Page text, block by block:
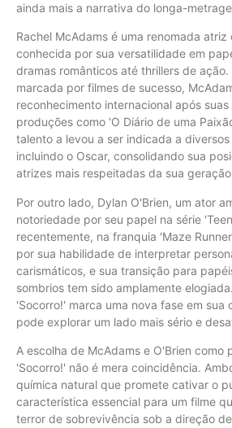
ainda mais a narrativa do longa-
Rachel McAdams é uma renomada atriz
conhecida por sua versatilidade em
dramas românticos até thrillers de ação.
marcada por filmes de sucesso,
reconhecimento internacional após
produções como 'O Diário de uma
talento a levou a ser indicada a
incluindo o Oscar, consolidando sua
atrizes mais respeitadas da sua
Por outro lado, Dylan O'Brien, um ator
notoriedade por seu papel na série
recentemente, na franquia 'Maze
por sua habilidade de interpretar
carismáticos, e sua transição para
sombrios tem sido amplamente
'Socorro!' marca uma nova fase em sua
pode explorar um lado mais sério e
A escolha de McAdams e O'Brien como
'Socorro!' não é mera coincidência.
química natural que promete cativar o
característica essencial para um filme
terror de sobrevivência sob a direção